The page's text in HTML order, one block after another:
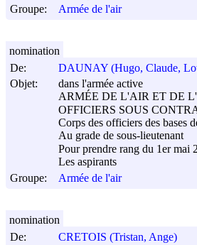
Groupe:
Armée de l'air
De:
DAUNAY (Hugo, Claude,
Objet:
dans l'armée active
ARMÉE DE L'AIR ET DE
OFFICIERS SOUS
Corps des officiers des bases
Au grade de sous-lieutenant
Pour prendre rang du 1er mai
Les aspirants
Groupe:
Armée de l'air
nomination
De:
CRETOIS (Tristan, Ange)
nomination